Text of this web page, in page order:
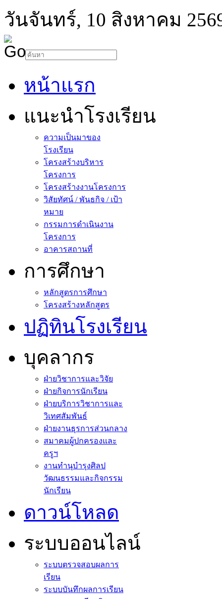
วันจันทร์, 10 สิงหาคม
หน้าแรก
แนะนำโรงเรียน
ความเป็นมาของ
โรงเรียน
โครงสร้างบริหาร
โครงการ
โครงสร้างงานโครงการ
วิสัยทัศน์ / พันธกิจ / เป้า
หมาย
กรรมการดำเนินงาน
โครงการ
อาคารสถานที่
การศึกษา
หลักสูตรการศึกษา
โครงสร้างหลักสูตร
ปฏิทินโรงเรียน
บุคลากร
ฝ่ายวิชาการและวิจัย
ฝ่ายกิจการนักเรียน
ฝ่ายบริการวิชาการและ
วิเทศสัมพันธ์
ฝ่ายงานธุรการส่วนกลาง
สมาคมผู้ปกครองและ
ครูฯ
งานทำนุบำรุงศิลป
วัฒนธรรมและกิจกรรม
นักเรียน
ดาวน์โหลด
ระบบออนไลน์
ระบบตรวจสอบผลการ
เรียน
ระบบบันทึกผลการเรียน